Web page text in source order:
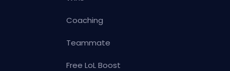
Coaching
Teammate
Free LoL Boost